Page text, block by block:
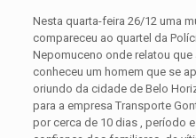
Nesta quarta-feira 26/12 uma
compareceu ao quartel da
Nepomuceno onde relatou
conheceu um homem que se
oriundo da cidade de Belo
para a empresa Transporte
por cerca de 10 dias , período